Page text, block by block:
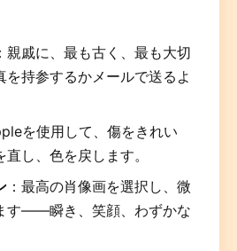
親戚に、最も古く、最も大切
を持参するかメールで送るよ
を使用して、傷をきれい
し、色を戻します。
：最高の肖像画を選択し、微
す——瞬き、笑顔、わずかな